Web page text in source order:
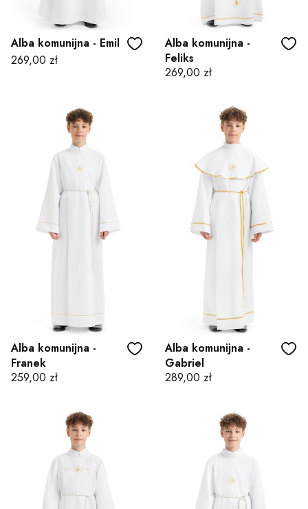
Alba komunijna - Emil
Cena
269,00 zł
Alba komunijna -
Feliks
Cena
269,00 zł
Alba komunijna -
Franek
Cena
259,00 zł
Alba komunijna -
Gabriel
Cena
289,00 zł